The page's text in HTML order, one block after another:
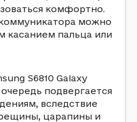
комфортно.
можно
касанием пальца или
S6810 Galaxy
подвергается
вследствие
царапины и